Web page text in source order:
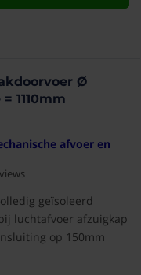
Ø
1110mm
afvoer en
geïsoleerd
luchtafvoer afzuigkap
op 150mm